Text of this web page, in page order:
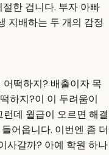
한 겁니다. 부자 아빠
지배하는 두 개의 감정
떡하지? 배출이자 목
하지?이 이 두려움이
데 월급이 오르면 해결
어옵니다. 이번엔 좀 더
사갈까? 아예 학원 하나